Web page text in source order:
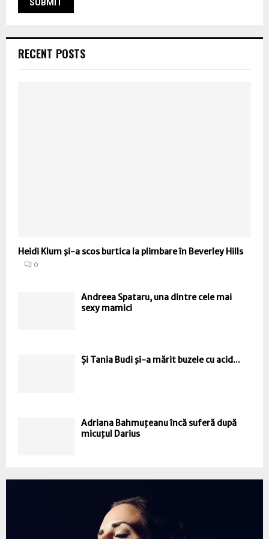
RECENT POSTS
Heidi Klum şi-a scos burtica la plimbare în Beverley Hills
0
Andreea Spataru, una dintre cele mai
sexy mamici
Și Tania Budi şi-a mărit buzele cu acid...
Adriana Bahmuţeanu încă suferă după
micuţul Darius